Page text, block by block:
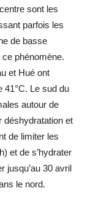
sont les
parfois les
de basse
ce phénomène.
et Hué ont
41°C. Le sud du
autour de
déshydratation et
de limiter les
et de s’hydrater
jusqu’au 30 avril
le nord.